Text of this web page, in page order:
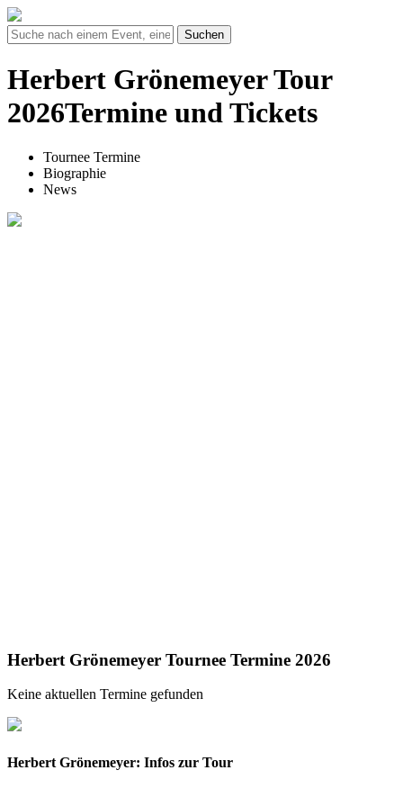
Suchen
Herbert Grönemeyer Tour
2026Termine und Tickets
Tournee Termine
Biographie
News
Herbert Grönemeyer Tournee Termine 2026
Keine aktuellen Termine gefunden
Herbert Grönemeyer: Infos zur Tour